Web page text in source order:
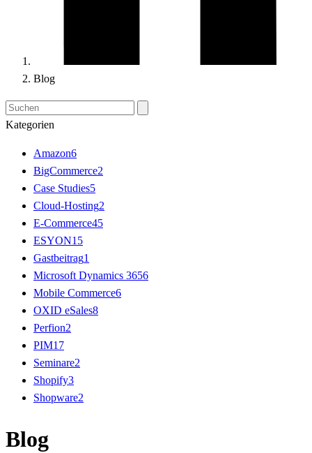
Blog
Kategorien
Amazon6
BigCommerce2
Case Studies5
Cloud-Hosting2
E-Commerce45
ESYON15
Gastbeitrag1
Microsoft Dynamics 3656
Mobile Commerce6
OXID eSales8
Perfion2
PIM17
Seminare2
Shopify3
Shopware2
Blog